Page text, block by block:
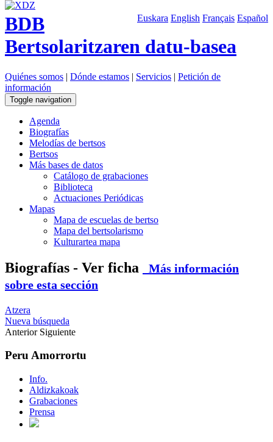
Euskara English Français Español
BDB
Bertsolaritzaren datu-basea
Quiénes somos | Dónde estamos | Servicios | Petición de
información
Toggle navigation
Agenda
Biografías
Melodías de bertsos
Bertsos
Más bases de datos
Catálogo de grabaciones
Biblioteca
Actuaciones Periódicas
Mapas
Mapa de escuelas de bertso
Mapa del bertsolarismo
Kulturartea mapa
Biografías - Ver ficha
Más información
sobre esta sección
Atzera
Nueva búsqueda
Anterior Siguiente
Peru Amorrortu
Info.
Aldizkakoak
Grabaciones
Prensa